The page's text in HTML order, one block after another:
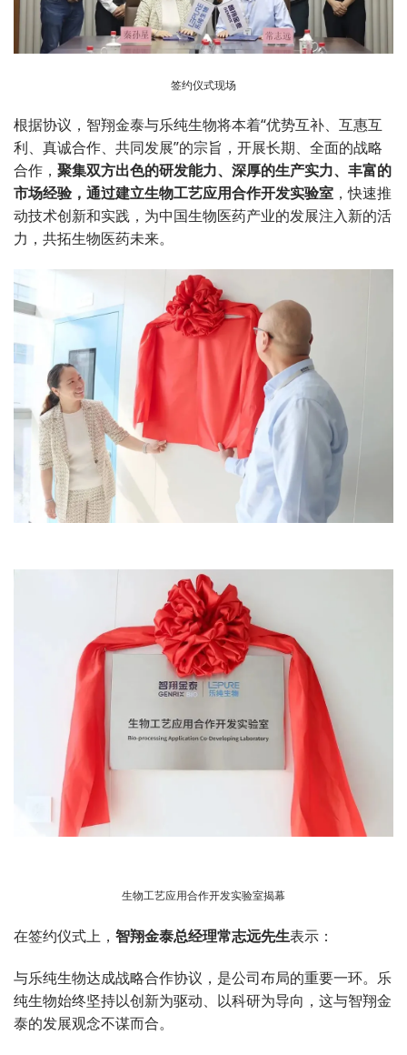
签约仪式现场
根据协议，智翔金泰与乐纯生物将本着“优势互补、互惠互
利、真诚合作、共同发展”的宗旨，开展长期、全面的战略
合作， 聚集双方出色的研发能力、深厚的生产实力、丰富的
市场经验，通过建立生物工艺应用合作开发实验室 ，快速推
动技术创新和实践，为中国生物医药产业的发展注入新的活
力，共拓生物医药未来。
生物工艺应用合作开发实验室揭幕
在签约仪式上， 智翔金泰总经理常志远先生表示：
与乐纯生物达成战略合作协议，是公司布局的重要一环。乐
纯生物始终坚持以创新为驱动、以科研为导向，这与智翔金
泰的发展观念不谋而合。